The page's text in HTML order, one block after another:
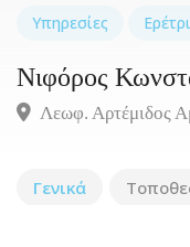
Τοποθεσία
Υπηρεσίες
Νιφόρος
Λεωφ. Αρτέμιδος
Γενικά